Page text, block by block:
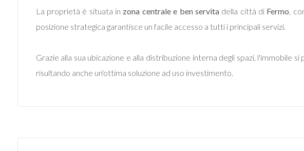
La proprietà è situata in zona centrale e ben servitadella città di Fermo,
posizione strategica garantisce un facile accesso a tutti i principali servizi.
Grazie alla sua ubicazione e alla distribuzione interna degli spazi, l'immobile
risultando anche un'ottima soluzione ad uso investimento.
Locali